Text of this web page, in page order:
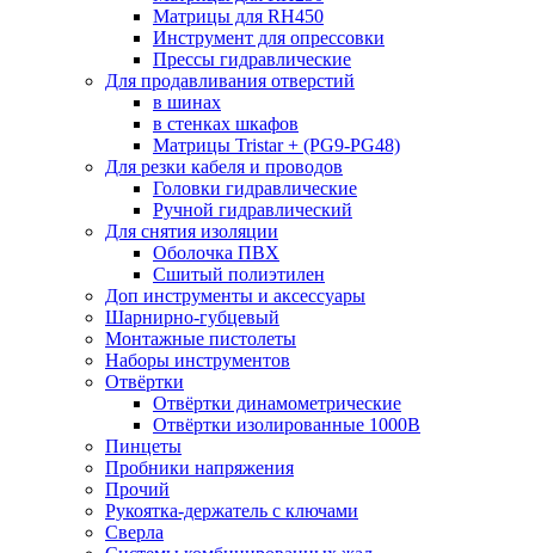
Матрицы для RH450
Инструмент для опрессовки
Прессы гидравлические
Для продавливания отверстий
в шинах
в стенках шкафов
Матрицы Tristar + (PG9-PG48)
Для резки кабеля и проводов
Головки гидравлические
Ручной гидравлический
Для снятия изоляции
Оболочка ПВХ
Сшитый полиэтилен
Доп инструменты и аксессуары
Шарнирно-губцевый
Монтажные пистолеты
Наборы инструментов
Отвёртки
Отвёртки динамометрические
Отвёртки изолированные 1000В
Пинцеты
Пробники напряжения
Прочий
Рукоятка-держатель с ключами
Сверла